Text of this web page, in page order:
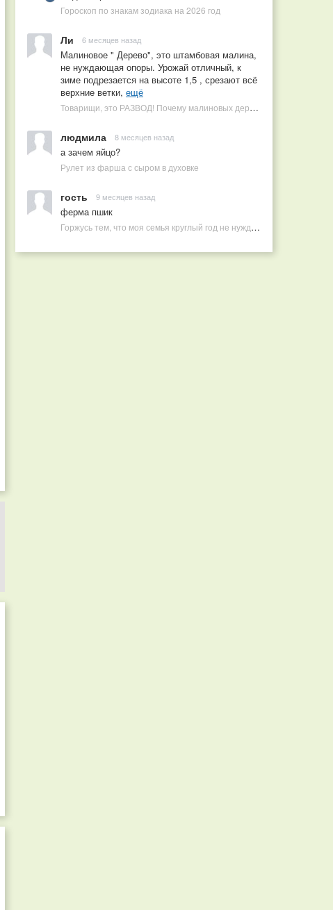
Гороскоп по знакам зодиака на 2026 год
Ли 6 месяцев назад
Малиновое " Дерево", это штамбовая малина,
не нуждающая опоры. Урожай отличный, к
зиме подрезается на высоте 1,5 , срезают всё
верхние ветки, ещё
Товарищи, это РАЗВОД! Почему малиновых деревьев не бывает, или Как ушлые продавцы наживаются на мечтах садоводов
людмила 8 месяцев назад
а зачем яйцо?
Рулет из фарша с сыром в духовке
гость 9 месяцев назад
ферма пшик
Горжусь тем, что моя семья круглый год не нуждается в покупных витаминах